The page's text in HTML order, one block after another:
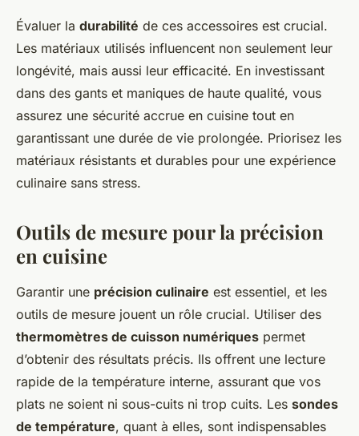
Évaluer la durabilité de ces accessoires est crucial.
Les matériaux utilisés influencent non seulement leur
longévité, mais aussi leur efficacité. En investissant
dans des gants et maniques de haute qualité, vous
assurez une sécurité accrue en cuisine tout en
garantissant une durée de vie prolongée. Priorisez les
matériaux résistants et durables pour une expérience
culinaire sans stress.
Outils de mesure pour la précision
en cuisine
Garantir une précision culinaire est essentiel, et les
outils de mesure jouent un rôle crucial. Utiliser des
thermomètres de cuisson numériques permet
d’obtenir des résultats précis. Ils offrent une lecture
rapide de la température interne, assurant que vos
plats ne soient ni sous-cuits ni trop cuits. Les sondes
de température, quant à elles, sont indispensables